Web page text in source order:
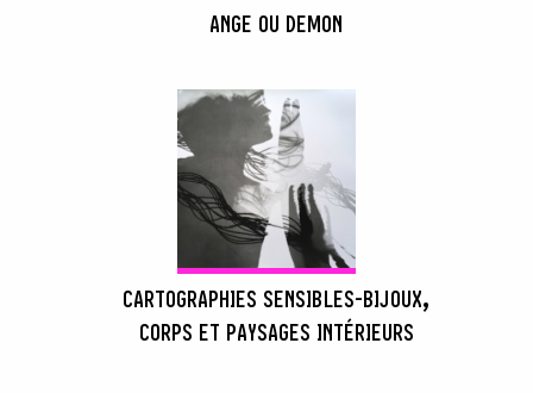
ANGE OU DEMON
CARTOGRAPHIES SENSIBLES-BIJOUX,
CORPS ET PAYSAGES INTÉRIEURS